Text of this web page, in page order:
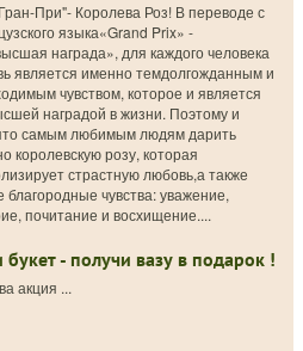
При"- Королева Роз! В переводе с
языка«Grand Prix» -
награда», для каждого человека
является именно темдолгожданным и
чувством, которое и является
наградой в жизни. Поэтому и
самым любимым людям дарить
королевскую розу, которая
страстную любовь,а также
благородные чувства: уважение,
почитание и восхищение....
букет - получи вазу в подарок !
акция ...